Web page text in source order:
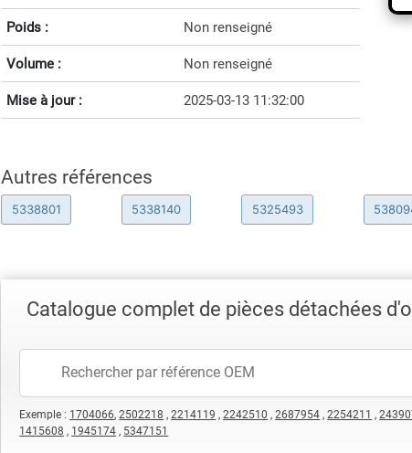
Poids : Non renseigné
Volume : Non renseigné
Mise à jour : 2025-03-13 11:32:00
Autres références
5338801 5338140 5325493
Catalogue complet de pièces détachées
Exemple : 1704066,2502218 ,2214119 ,2242510 ,2687954 ,2254211 ,
1415608 , 1945174 , 5347151